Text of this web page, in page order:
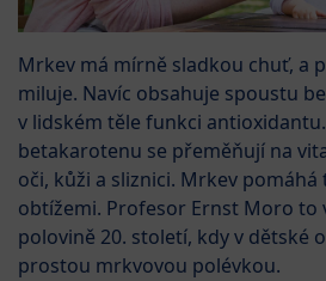
Mrkev má mírně sladkou chuť, a
miluje. Navíc obsahuje spoustu
v lidském těle funkci
betakarotenu se přeměňují na
oči, kůži a sliznici. Mrkev pomáhá
obtížemi. Profesor Ernst Moro to
polovině 20. století, kdy v dětské
prostou mrkvovou polévkou.